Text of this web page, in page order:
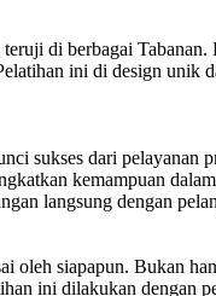
di berbagai
ini di design unik
sukses dari
kemampuan
langsung dengan
siapapun. Bukan
ini dilakukan